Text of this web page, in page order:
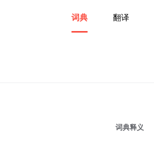
词典 翻译
词典释义